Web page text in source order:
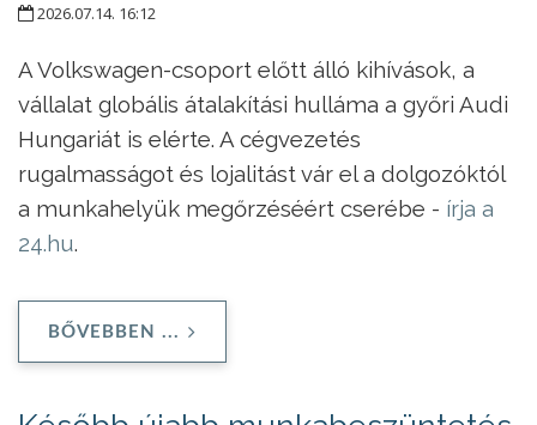
2026.07.14. 16:12
A Volkswagen-csoport előtt álló kihívások, a
vállalat globális átalakítási hulláma a győri Audi
Hungariát is elérte. A cégvezetés
rugalmasságot és lojalitást vár el a dolgozóktól
a munkahelyük megőrzéséért cserébe - írja a
24.hu.
BŐVEBBEN ...